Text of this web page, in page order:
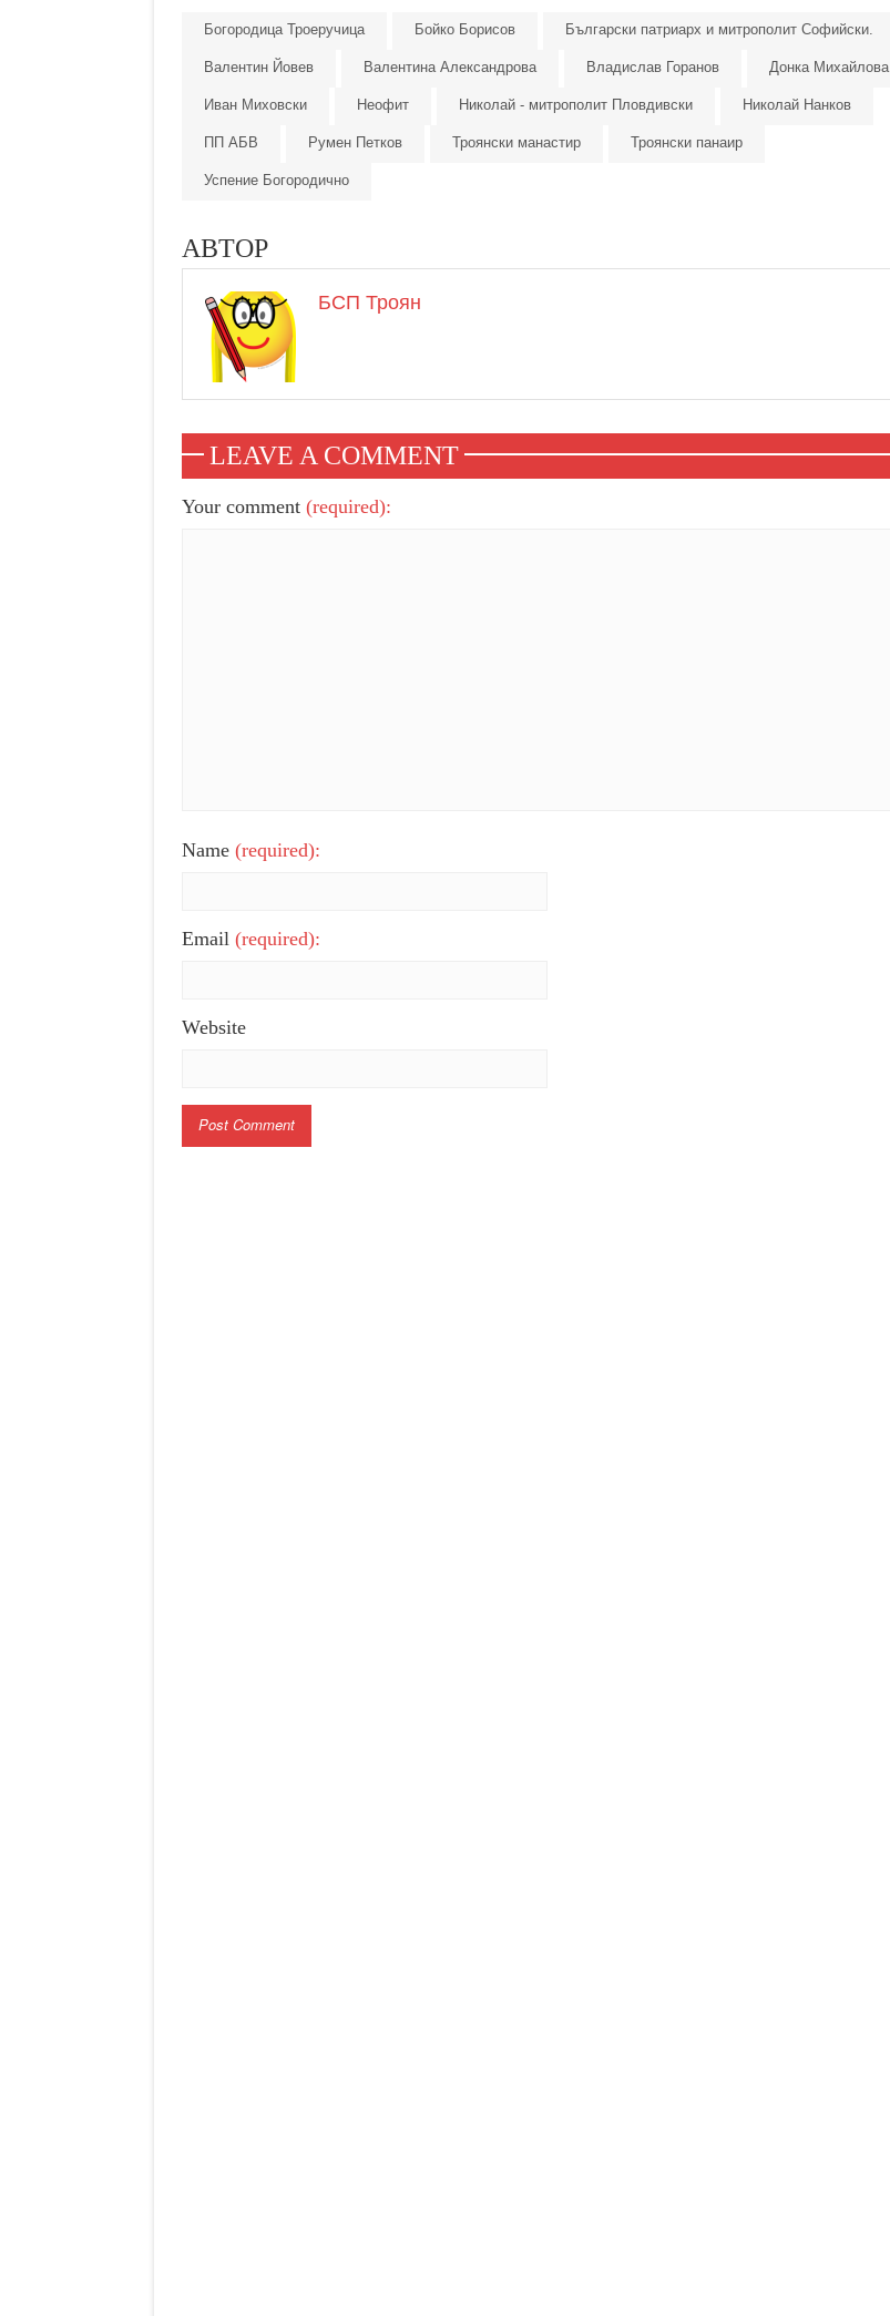
Богородица Троеручица Бойко Борисов Български патриарх и митрополит Софийски.
Валентин Йовев Валентина Александрова Владислав Горанов Донка Михайлова
Иван Миховски Неофит Николай - митрополит Пловдивски Николай Нанков
ПП АБВ Румен Петков Троянски манастир Троянски панаир
Успение Богородично
АВТОР
БСП Троян
LEAVE A COMMENT
Your comment (required):
Name (required):
Email (required):
Website